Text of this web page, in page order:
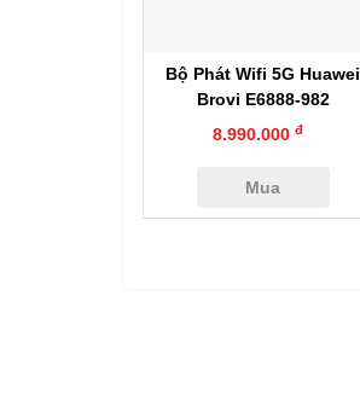
Bộ Phát Wifi 5G Huawei
Brovi E6888-982
8.990.000đ
Mua
Xem nhanh